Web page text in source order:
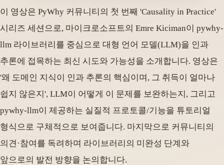
이 영상은 PyWhy 커뮤니티의 첫 번째 'Causality in Practice'
시리즈 세션으로, 마이크로소프트의 Emre Kiciman이 pywhy-
llm 라이브러리를 중심으로 대형 언어 모델(LLM)을 인과
추론에 접목하는 최신 시도와 가능성을 소개합니다. 영상은
'왜 도메인 지식이 인과 추론의 핵심이며, 그 취득이 얼마나
쉽지 않은지', LLM이 어떻게 이 문제를 보완하는지, 그리고
pywhy-llm이 제공하는 실질적 프로토콜/기능을 튜토리얼
형식으로 구체적으로 보여줍니다. 마지막으로 커뮤니티의
의견·참여를 독려하며 라이브러리의 미완성 단계와
앞으로의 발전 방향을 논의합니다.